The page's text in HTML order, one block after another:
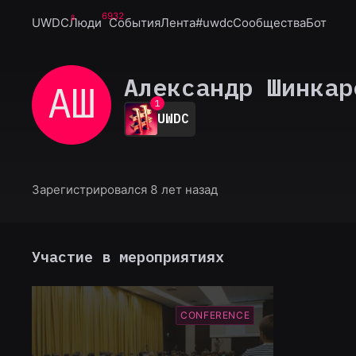
UWDCЛюди6932
СобытияЛента#uwdcСообществаБот
АШ Александр
0
1
2
3
7
UWDC
Зарегистрировался 8 лет назад
Участие в мероприятиях
CONFERENCE